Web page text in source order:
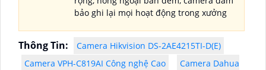
bảo ghi lại mọi hoạt động trong xưởng
Thông Tin:
Camera Hikvision DS-2AE4215TI-D(E)
Camera VPH-C819AI Công nghệ Cao
Camera Dahua